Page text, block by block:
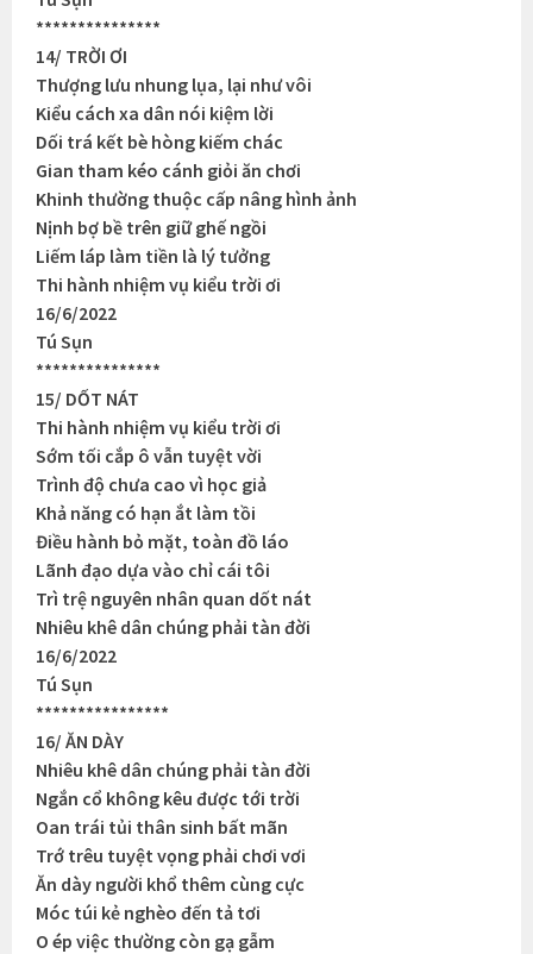
***************
14/ TRỜI ƠI
Thượng lưu nhung lụa, lại như vôi
Kiểu cách xa dân nói kiệm lời
Dối trá kết bè hòng kiếm chác
Gian tham kéo cánh giỏi ăn chơi
Khinh thường thuộc cấp nâng hình ảnh
Nịnh bợ bề trên giữ ghế ngồi
Liếm láp làm tiền là lý tưởng
Thi hành nhiệm vụ kiểu trời ơi
16/6/2022
Tú Sụn
***************
15/ DỐT NÁT
Thi hành nhiệm vụ kiểu trời ơi
Sớm tối cắp ô vẫn tuyệt vời
Trình độ chưa cao vì học giả
Khả năng có hạn ắt làm tồi
Điều hành bỏ mặt, toàn đồ láo
Lãnh đạo dựa vào chỉ cái tôi
Trì trệ nguyên nhân quan dốt nát
Nhiêu khê dân chúng phải tàn đời
16/6/2022
Tú Sụn
****************
16/ ĂN DÀY
Nhiêu khê dân chúng phải tàn đời
Ngắn cổ không kêu được tới trời
Oan trái tủi thân sinh bất mãn
Trớ trêu tuyệt vọng phải chơi vơi
Ăn dày người khổ thêm cùng cực
Móc túi kẻ nghèo đến tả tơi
O ép việc thường còn gạ gẫm